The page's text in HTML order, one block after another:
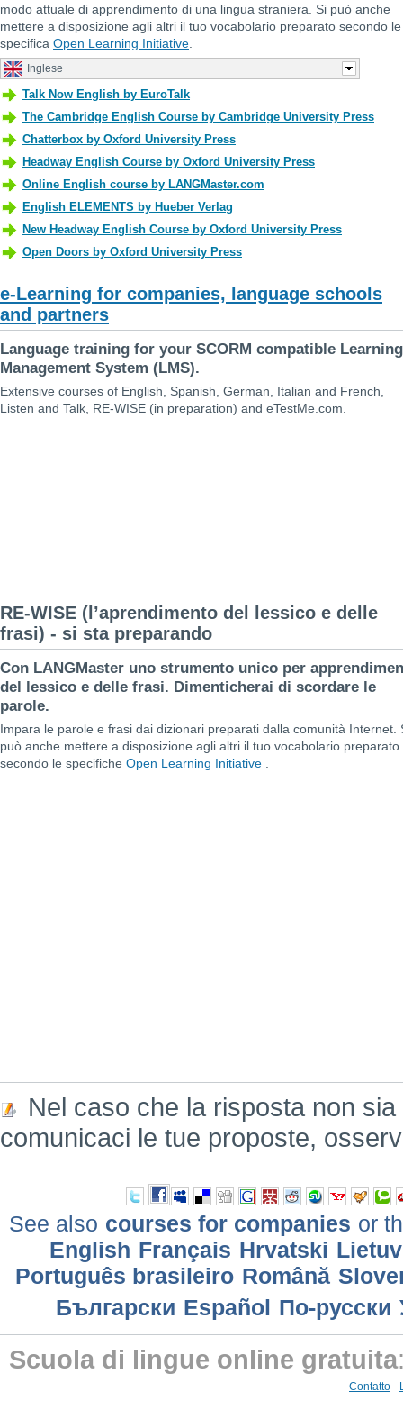
modo attuale di apprendimento di una lingua straniera. Si può anche
mettere a disposizione agli altri il tuo vocabolario preparato secondo le
specifica Open Learning Initiative
e-Learning for companies, language schools
and partners
Language training for your SCORM compatible Learning
Management System (LMS).
Extensive courses of English, Spanish, German, Italian and French,
Listen and Talk, RE-WISE (in preparation) and eTestMe.com.
RE-WISE (l’aprendimento del lessico e delle
frasi) - si sta preparando
Con LANGMaster uno strumento unico per
del lessico e delle frasi. Dimenticherai di scordare le
parole.
Impara le parole e frasi dai dizionari preparati dalla comunità Internet.
può anche mettere a disposizione agli altri il tuo vocabolario preparato
secondo le specifiche Open Learning Initiative
Nel caso che la risposta non
comunicaci le tue proposte,
See also courses for companies or
English Français Hrvatski
Português brasileiro Română
Български Еspañol По-русски
Scuola di lingue online gratuita
Contatto -